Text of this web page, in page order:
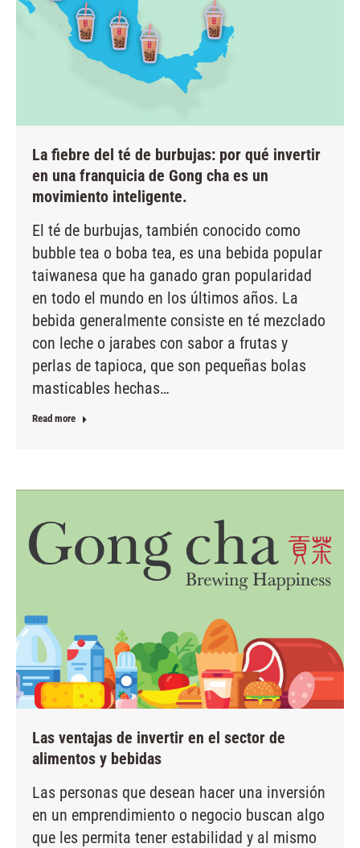
La fiebre del té de burbujas: por qué invertir
en una franquicia de Gong cha es un
movimiento inteligente.
El té de burbujas, también conocido como
bubble tea o boba tea, es una bebida popular
taiwanesa que ha ganado gran popularidad
en todo el mundo en los últimos años. La
bebida generalmente consiste en té mezclado
con leche o jarabes con sabor a frutas y
perlas de tapioca, que son pequeñas bolas
masticables hechas…
Read more
Las ventajas de invertir en el sector de
alimentos y bebidas
Las personas que desean hacer una inversión
en un emprendimiento o negocio buscan algo
que les permita tener estabilidad y al mismo